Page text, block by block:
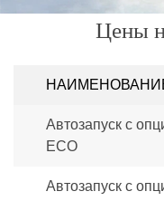
Цены
Автозапуск с
ECO
Автозапуск с